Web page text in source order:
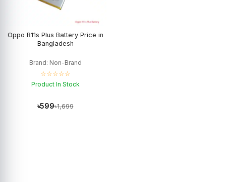
Oppo R11s Plus Battery Price in
Bangladesh
Brand: Non-Brand
☆☆☆☆☆
Product In Stock
৳599৳1,699